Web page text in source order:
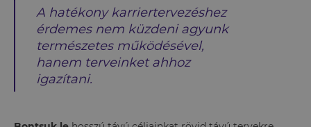
A hatékony karriertervezéshez
érdemes nem küzdeni agyunk
természetes működésével,
hanem terveinket ahhoz
igazítani.